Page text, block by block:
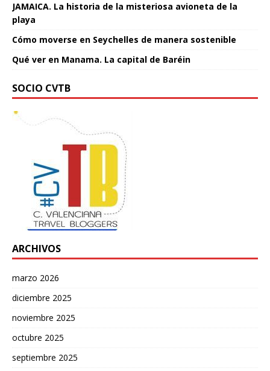
JAMAICA. La historia de la misteriosa avioneta de la
playa
Cómo moverse en Seychelles de manera sostenible
Qué ver en Manama. La capital de Baréin
SOCIO CVTB
ARCHIVOS
marzo 2026
diciembre 2025
noviembre 2025
octubre 2025
septiembre 2025